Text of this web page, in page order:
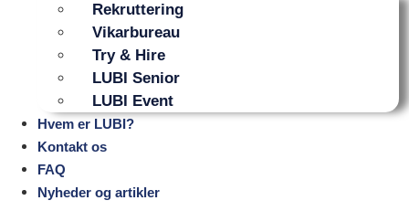
Rekruttering
Vikarbureau
Try & Hire
LUBI Senior
LUBI Event
Hvem er LUBI?
Kontakt os
FAQ
Nyheder og artikler